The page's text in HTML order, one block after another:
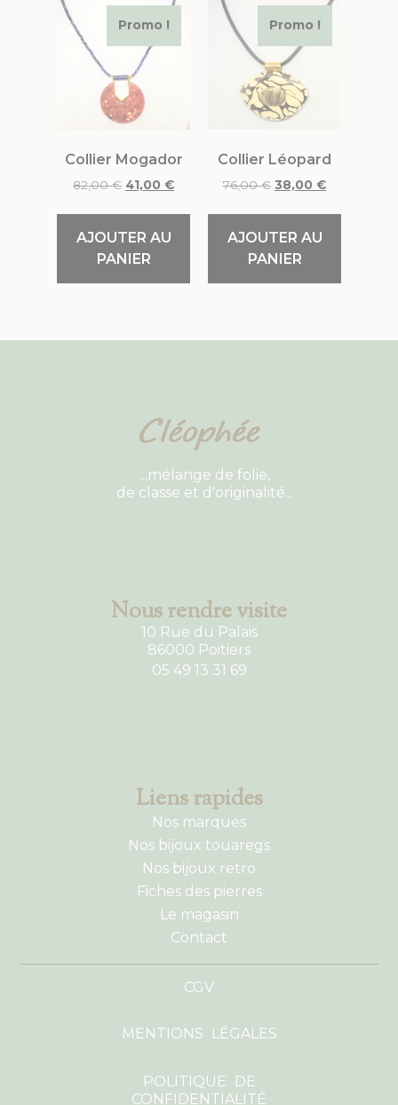
Promo !
Collier Mogador
82,00€ 41,00 €
AJOUTER AU
PANIER
Promo !
Collier Léopard
76,00€ 38,00 €
AJOUTER AU
PANIER
...mélange de folie,
de classe et d'originalité...
Nous rendre visite
10 Rue du Palais
86000 Poitiers
05 49 13 31 69
Liens rapides
Nos marques
Nos bijoux touaregs
Nos bijoux retro
Fiches des pierres
Le magasin
Contact
CGV
MENTIONS LÉGALES
POLITIQUE DE
CONFIDENTIALITÉ